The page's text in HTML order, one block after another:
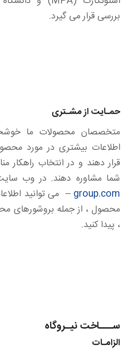
بررسی قرار می گیرد.
حمـایت از مشـتری
متخصصان محصولات ما
اطلاعات بیشتری در مورد
قرار دهند و در انتخاب راهکار
شما مشاوره دهند. در وب
group.com – می توانید
محصول ، از جمله بروشورهای
، پیدا کنید.
ســـاخت نیـروگاه
الزامـات